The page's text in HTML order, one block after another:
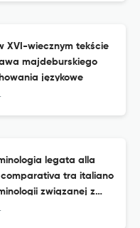
XVI-wiecznym tekście
majdeburskiego
językowe
legata alla
comparativa tra italiano
związanej z
języka